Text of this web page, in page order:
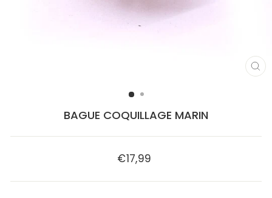
BAGUE COQUILLAGE MARIN
Prix
€17,99